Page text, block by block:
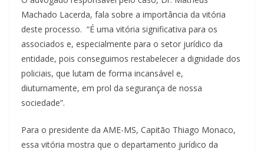
Machado Lacerda, fala sobre a importância da vitória
deste processo. “É uma vitória significativa para os
associados e, especialmente para o setor jurídico da
entidade, pois conseguimos restabelecer a dignidade dos
policiais, que lutam de forma incansável e,
diuturnamente, em prol da segurança de nossa
sociedade”.
Para o presidente da AME-MS, Capitão Thiago Monaco,
essa vitória mostra que o departamento jurídico da